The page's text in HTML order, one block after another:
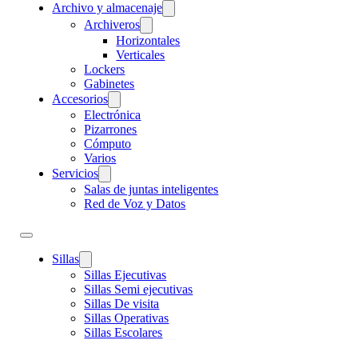
Archivo y almacenaje
Archiveros
Horizontales
Verticales
Lockers
Gabinetes
Accesorios
Electrónica
Pizarrones
Cómputo
Varios
Servicios
Salas de juntas inteligentes
Red de Voz y Datos
Sillas
Sillas Ejecutivas
Sillas Semi ejecutivas
Sillas De visita
Sillas Operativas
Sillas Escolares